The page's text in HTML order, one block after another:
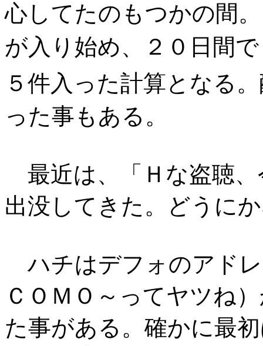
心してたのもつかの間
が入り始め、２０日間で
５件入った計算となる
った事もある。
最近は、「Ｈな盗聴
出没してきた。どうに
ハチはデフォのアド
ＣＯＭＯ～ってヤツね
た事がある。確かに最